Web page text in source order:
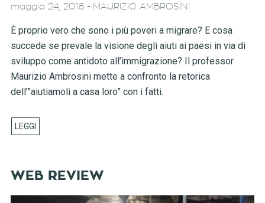
maggio 24, 2018 - MAURIZIO AMBROSINI
È proprio vero che sono i più poveri a migrare? E cosa
succede se prevale la visione degli aiuti ai paesi in via di
sviluppo come antidoto all’immigrazione? Il professor
Maurizio Ambrosini mette a confronto la retorica
dell’”aiutiamoli a casa loro” con i fatti.
WEB REVIEW